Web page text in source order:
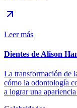
Leer más
Dientes de Alison
La transformación de
cómo la odontología
a lograr una